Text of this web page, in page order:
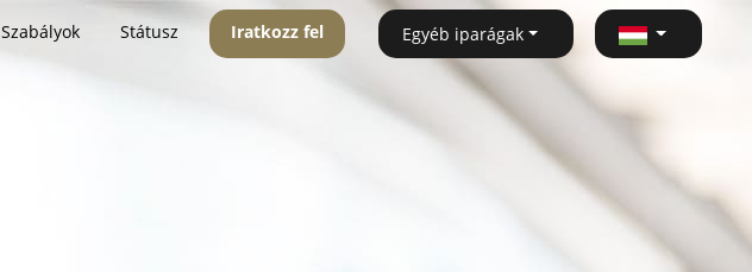
Szabályok Státusz Iratkozz fel Egyéb iparágak